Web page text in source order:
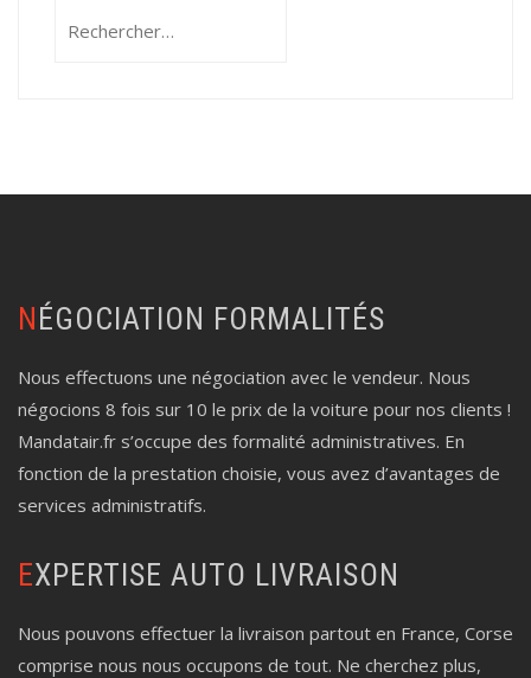
NÉGOCIATION FORMALITÉS
Nous effectuons une négociation avec le vendeur. Nous
négocions 8 fois sur 10 le prix de la voiture pour nos clients !
Mandatair.fr s’occupe des formalité administratives. En
fonction de la prestation choisie, vous avez d’avantages de
services administratifs.
EXPERTISE AUTO LIVRAISON
Nous pouvons effectuer la livraison partout en France, Corse
comprise nous nous occupons de tout. Ne cherchez plus,